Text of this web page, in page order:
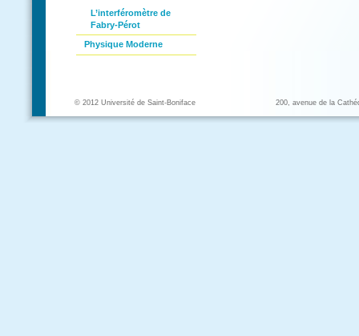
L’interféromètre de
Fabry-Pérot
Physique Moderne
© 2012 Université de Saint-Boniface 200, avenue de la